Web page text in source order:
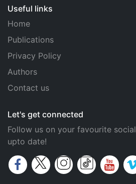
Useful links
Home
Publications
Privacy Policy
Authors
Contact us
Let's get connected
Follow us on your favourite
upto date!